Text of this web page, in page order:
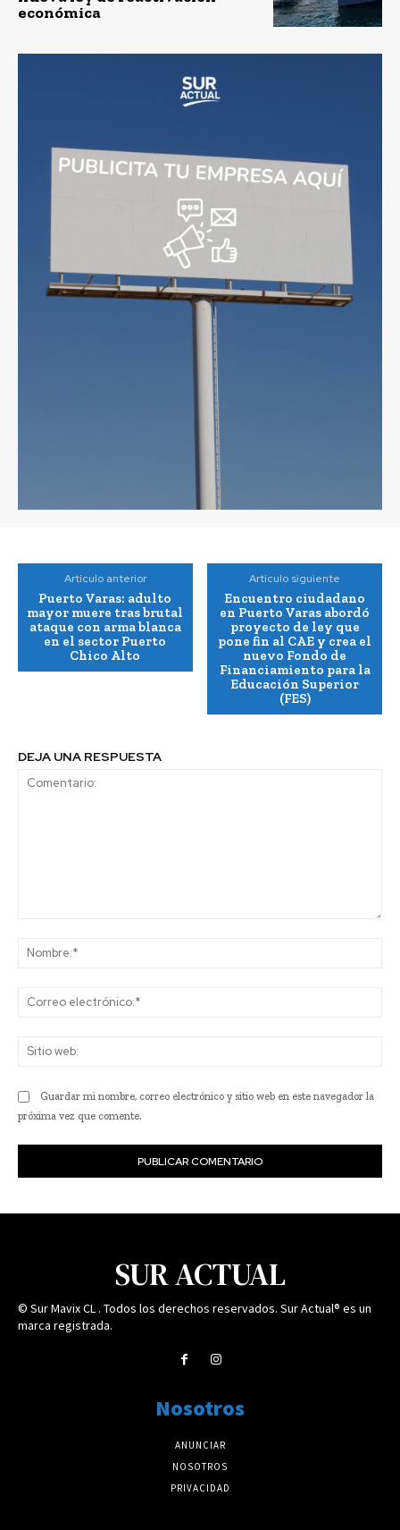
económica
Artículo anterior
Puerto Varas: adulto
mayor muere tras brutal
ataque con arma blanca
en el sector Puerto
Chico Alto
Artículo siguiente
Encuentro ciudadano
en Puerto Varas abordó
proyecto de ley que
pone fin al CAE y crea el
nuevo Fondo de
Financiamiento para la
Educación Superior
(FES)
DEJA UNA RESPUESTA
Guardar mi nombre, correo electrónico y sitio web en este navegador la
próxima vez que comente.
SUR ACTUAL
© Sur Mavix CL . Todos los derechos reservados. Sur Actual® es un
marca registrada.
Nosotros
ANUNCIAR
NOSOTROS
PRIVACIDAD